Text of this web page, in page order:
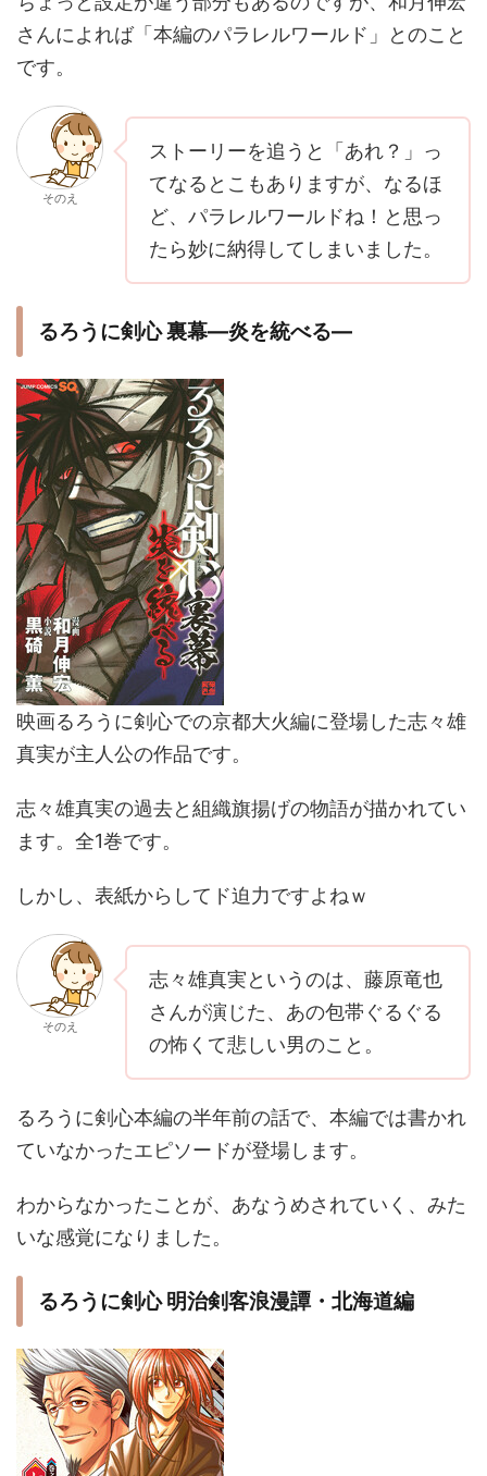
さんによれば「本編のパラレルワールド」とのこと
です。
そのえ
ストーリーを追うと「あれ？」っ
てなるとこもありますが、なるほ
ど、パラレルワールドね！と思っ
たら妙に納得してしまいました。
るろうに剣心 裏幕―炎を統べる―
映画るろうに剣心での京都大火編に登場した志々雄
真実が主人公の作品です。
志々雄真実の過去と組織旗揚げの物語が描かれてい
ます。全1巻です。
しかし、表紙からしてド迫力ですよねｗ
そのえ
志々雄真実というのは、藤原竜也
さんが演じた、あの包帯ぐるぐる
の怖くて悲しい男のこと。
るろうに剣心本編の半年前の話で、本編では書かれ
ていなかったエピソードが登場します。
わからなかったことが、あなうめされていく、みた
いな感覚になりました。
るろうに剣心 明治剣客浪漫譚・北海道編